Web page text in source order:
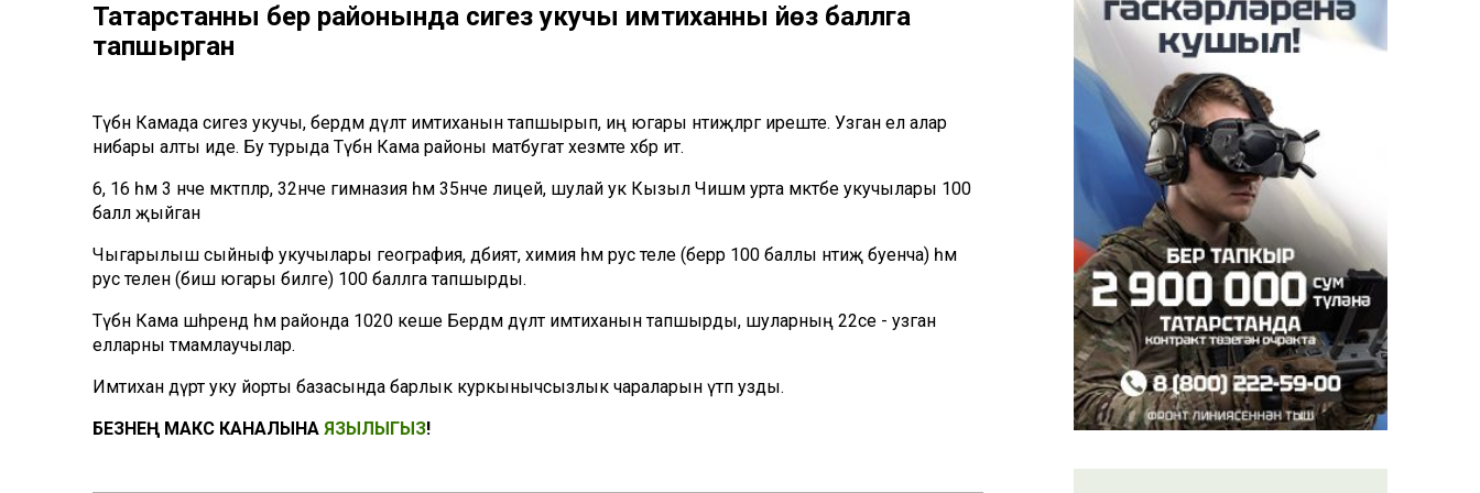
Татарстанның бер районында сигез укучы имтиханны йөз баллга
тапшырган
Түбән Камада сигез укучы, бердәм дәүләт имтиханын тапшырып, иң югары нәтиҗәләргә иреште. Узган ел алар
нибары алты иде. Бу турыда Түбән Кама районы матбугат хезмәте хәбәр итә.
6, 16 һәм 3 нче мәктәпләр, 32нче гимназия һәм 35нче лицей, шулай ук Кызыл Чишмә урта мәктәбе укучылары 100
балл җыйган
Чыгарылыш сыйныф укучылары география, әдәбият, химия һәм рус теле (берәр 100 баллы нәтиҗә буенча) һәм
рус телен (биш югары билге) 100 баллга тапшырды.
Түбән Кама шәһәрендә һәм районда 1020 кеше Бердәм дәүләт имтиханын тапшырды, шуларның 22се - узган
елларны тәмамлаучылар.
Имтихан дүрт уку йорты базасында барлык куркынычсызлык чараларын үтәп узды.
БЕЗНЕҢ МАКС КАНАЛЫНА ЯЗЫЛЫГЫЗ!